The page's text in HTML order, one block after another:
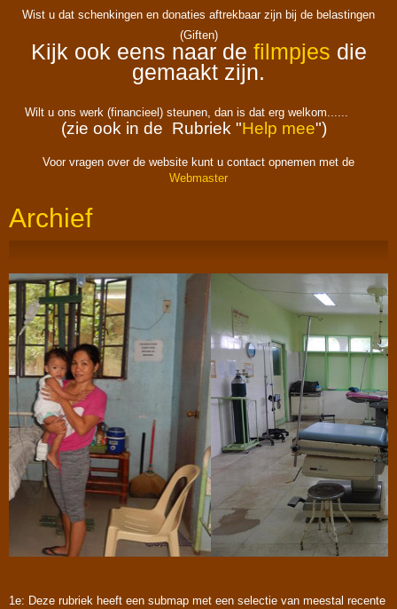
Wist u dat schenkingen en donaties aftrekbaar zijn bij de belastingen
(Giften)
Kijk ook eens naar de filmpjes die
gemaakt zijn.
Wilt u ons werk (financieel) steunen, dan is dat erg welkom......
(zie ook in de Rubriek "Help mee")
Voor vragen over de website kunt u contact opnemen met de
Webmaster
Archief
1e: Deze rubriek heeft een submap met een selectie van meestal recente